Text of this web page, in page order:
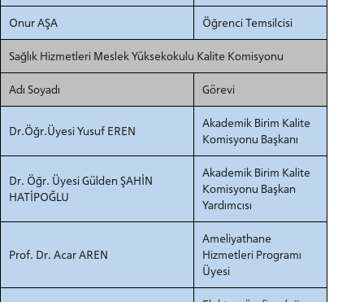
INTERNATIONAL
STUDENT
LİSANSÜSTÜ EĞİTİM ENSTİTÜSÜ
Onur AŞA Öğrenci Temsilcisi
Sağlık Hizmetleri Meslek Yüksekokulu Kalite Komisyonu
Adı Soyadı Görevi
Dr.Öğr.Üyesi Yusuf EREN
Akademik Birim Kalite
Komisyonu Başkanı
Dr. Öğr. Üyesi Gülden ŞAHİN
HATİPOĞLU
Akademik Birim Kalite
Komisyonu Başkan
Yardımcısı
Prof. Dr. Acar AREN
Ameliyathane
Hizmetleri Programı
Üyesi